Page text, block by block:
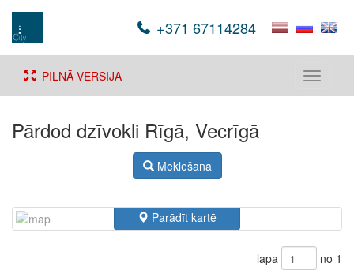
+371 67114284
Toggle
PILNĀ VERSIJA
Pārdod dzīvokli Rīgā, Vecrīgā
Meklēšana
Parādīt kartē
lapa no 1